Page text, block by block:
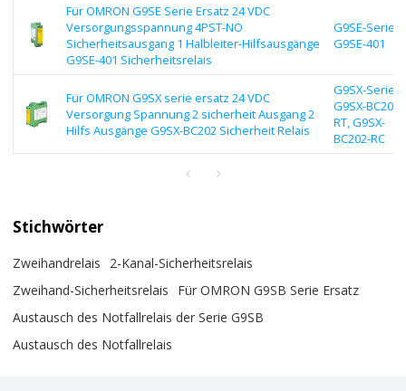
Für OMRON G9SE Serie Ersatz 24 VDC
Versorgungsspannung 4PST-NO
Sicherheitsausgang 1 Halbleiter-Hilfsausgänge
G9SE-401 Sicherheitsrelais
G9SE-Serie |
G9SE-401
Für OMRON G9SX serie ersatz 24 VDC
Versorgung Spannung 2 sicherheit Ausgang 2
Hilfs Ausgänge G9SX-BC202 Sicherheit Relais
G9SX-Serie |
G9SX-BC202-
RT, G9SX-
BC202-RC
Stichwörter
Zweihandrelais
2-Kanal-Sicherheitsrelais
Zweihand-Sicherheitsrelais
Für OMRON G9SB Serie Ersatz
Austausch des Notfallrelais der Serie G9SB
Austausch des Notfallrelais